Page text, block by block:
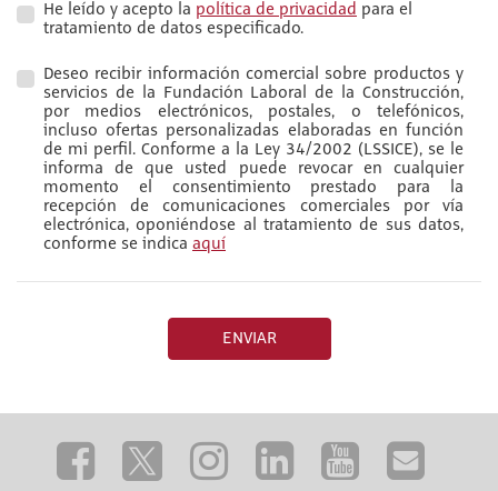
He leído y acepto la política de privacidad para el
tratamiento de datos especificado.
Deseo recibir información comercial sobre productos y
servicios de la Fundación Laboral de la Construcción,
por medios electrónicos, postales, o telefónicos,
incluso ofertas personalizadas elaboradas en función
de mi perfil. Conforme a la Ley 34/2002 (LSSICE), se le
informa de que usted puede revocar en cualquier
momento el consentimiento prestado para la
recepción de comunicaciones comerciales por vía
electrónica, oponiéndose al tratamiento de sus datos,
conforme se indica aquí
ENVIAR